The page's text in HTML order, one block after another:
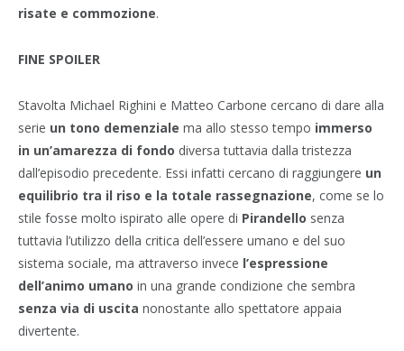
risate e commozione.
FINE SPOILER
Stavolta Michael Righini e Matteo Carbone cercano di dare alla
serie un tono demenziale ma allo stesso tempo immerso
in un’amarezza di fondo diversa tuttavia dalla tristezza
dall’episodio precedente. Essi infatti cercano di raggiungere un
equilibrio tra il riso e la totale rassegnazione, come se lo
stile fosse molto ispirato alle opere di Pirandello senza
tuttavia l’utilizzo della critica dell’essere umano e del suo
sistema sociale, ma attraverso invece l’espressione
dell’animo umano in una grande condizione che sembra
senza via di uscita nonostante allo spettatore appaia
divertente.